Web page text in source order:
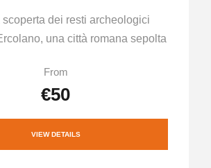
scoperta dei resti archeologici
una città romana sepolta
From
€50
VIEW DETAILS